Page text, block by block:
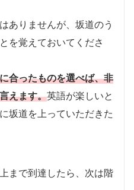
ありませんが、坂道のう
を覚えておいてくださ
合ったものを選べば、非
えます。英語が楽しいと
坂道を上っていただきた
まで到達したら、次は階